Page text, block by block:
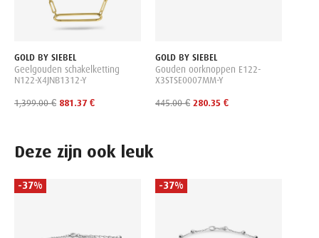
GOLD BY SIEBEL
Geelgouden schakelketting
N122-X4JNB1312-Y
1,399.00 € 881.37 €
GOLD BY SIEBEL
Gouden oorknoppen E122-
X3STSE0007MM-Y
445.00 € 280.35 €
Deze zijn ook leuk
-37% -37%